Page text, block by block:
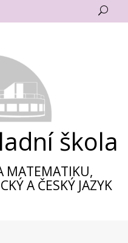
U
škola
MATEMATIKU,
A ČESKÝ JAZYK